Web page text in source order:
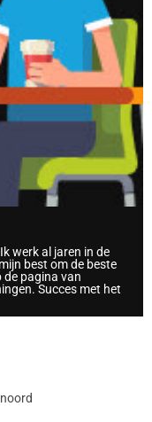
werk al jaren in de
best om de beste
de pagina van
Succes met het